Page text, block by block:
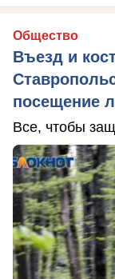
Общество
Въезд и
посещение
Все, чтобы